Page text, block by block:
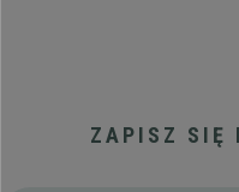
ZAPISZ SIĘ